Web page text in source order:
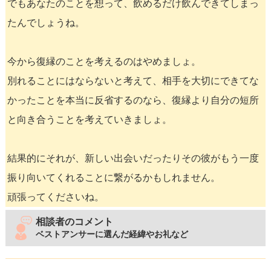
でもあなたのことを想って、飲めるだけ飲んできてしまっ
たんでしょうね。
今から復縁のことを考えるのはやめましょ。
別れることにはならないと考えて、相手を大切にできてな
かったことを本当に反省するのなら、復縁より自分の短所
と向き合うことを考えていきましょ。
結果的にそれが、新しい出会いだったりその彼がもう一度
振り向いてくれることに繋がるかもしれません。
頑張ってくださいね。
相談者のコメント
ベストアンサーに選んだ経緯やお礼など